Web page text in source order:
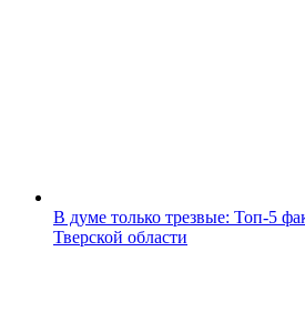
В думе только трезвые: Топ-5
Тверской области